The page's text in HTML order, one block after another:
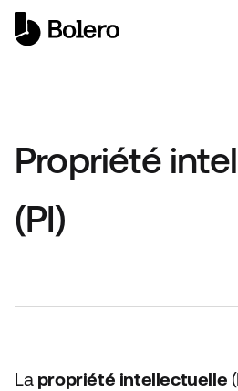
Propriété
(PI)
La propriété intellectuelle